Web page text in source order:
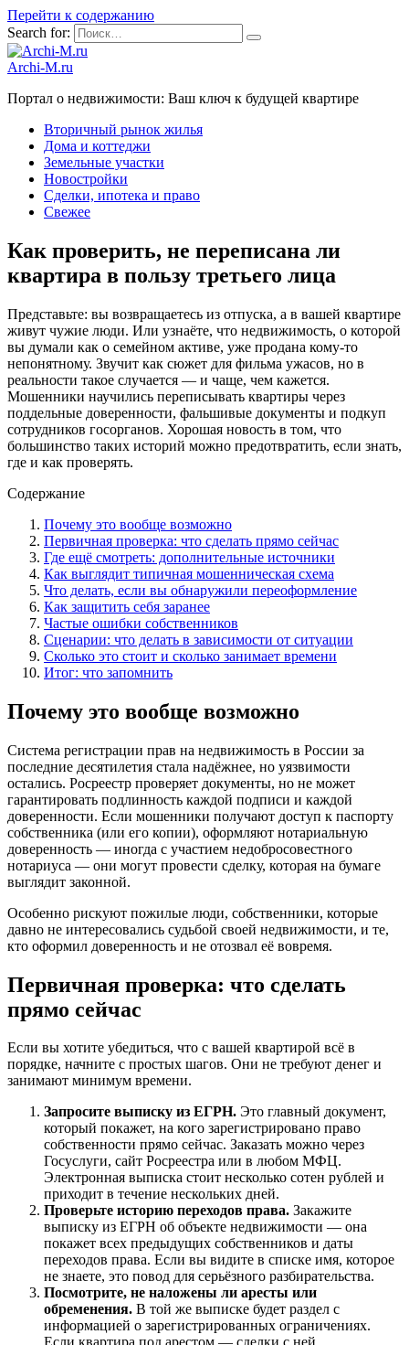
Перейти к содержанию
Search for:
Archi-M.ru
Портал о недвижимости: Ваш ключ к будущей квартире
Вторичный рынок жилья
Дома и коттеджи
Земельные участки
Новостройки
Сделки, ипотека и право
Свежее
Как проверить, не переписана ли
квартира в пользу третьего лица
Представьте: вы возвращаетесь из отпуска, а в вашей квартире
живут чужие люди. Или узнаёте, что недвижимость, о которой
вы думали как о семейном активе, уже продана кому-то
непонятному. Звучит как сюжет для фильма ужасов, но в
реальности такое случается — и чаще, чем кажется.
Мошенники научились переписывать квартиры через
поддельные доверенности, фальшивые документы и подкуп
сотрудников госорганов. Хорошая новость в том, что
большинство таких историй можно предотвратить, если знать,
где и как проверять.
Содержание
Почему это вообще возможно
Первичная проверка: что сделать прямо сейчас
Где ещё смотреть: дополнительные источники
Как выглядит типичная мошенническая схема
Что делать, если вы обнаружили переоформление
Как защитить себя заранее
Частые ошибки собственников
Сценарии: что делать в зависимости от ситуации
Сколько это стоит и сколько занимает времени
Итог: что запомнить
Почему это вообще возможно
Система регистрации прав на недвижимость в России за
последние десятилетия стала надёжнее, но уязвимости
остались. Росреестр проверяет документы, но не может
гарантировать подлинность каждой подписи и каждой
доверенности. Если мошенники получают доступ к паспорту
собственника (или его копии), оформляют нотариальную
доверенность — иногда с участием недобросовестного
нотариуса — они могут провести сделку, которая на бумаге
выглядит законной.
Особенно рискуют пожилые люди, собственники, которые
давно не интересовались судьбой своей недвижимости, и те,
кто оформил доверенность и не отозвал её вовремя.
Первичная проверка: что сделать
прямо сейчас
Если вы хотите убедиться, что с вашей квартирой всё в
порядке, начните с простых шагов. Они не требуют денег и
занимают минимум времени.
Запросите выписку из ЕГРН. Это главный документ,
который покажет, на кого зарегистрировано право
собственности прямо сейчас. Заказать можно через
Госуслуги, сайт Росреестра или в любом МФЦ.
Электронная выписка стоит несколько сотен рублей и
приходит в течение нескольких дней.
Проверьте историю переходов права. Закажите
выписку из ЕГРН об объекте недвижимости — она
покажет всех предыдущих собственников и даты
переходов права. Если вы видите в списке имя, которое
не знаете, это повод для серьёзного разбирательства.
Посмотрите, не наложены ли аресты или
обременения. В той же выписке будет раздел с
информацией о зарегистрированных ограничениях.